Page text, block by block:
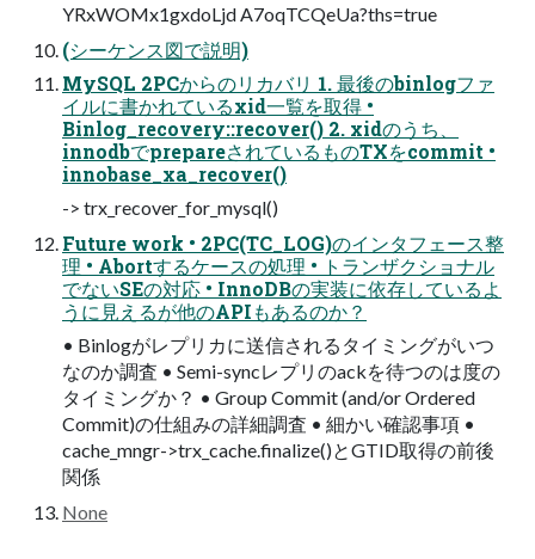
YRxWOMx1gxdoLjd A7oqTCQeUa?ths=true
(シーケンス図で説明)
MySQL 2PCからのリカバリ 1. 最後のbinlogファ
イルに書かれているxid⼀覧を取得 •
Binlog_recovery::recover() 2. xidのうち、
innodbでprepareされているものTXをcommit •
innobase_xa_recover()
-> trx_recover_for_mysql()
Future work • 2PC(TC_LOG)のインタフェース整
理 • Abortするケースの処理 • トランザクショナル
でないSEの対応 • InnoDBの実装に依存しているよ
うに⾒えるが他のAPIもあるのか？
• Binlogがレプリカに送信されるタイミングがいつ
なのか調査 • Semi-syncレプリのackを待つのは度の
タイミングか？ • Group Commit (and/or Ordered
Commit)の仕組みの詳細調査 • 細かい確認事項 •
cache_mngr->trx_cache.finalize()とGTID取得の前後
関係
None